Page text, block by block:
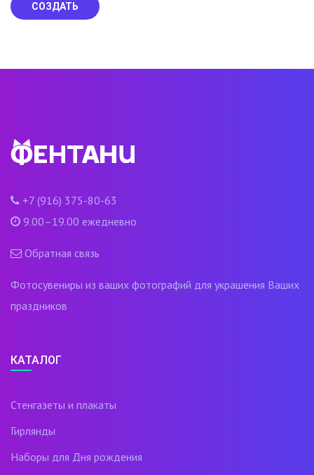
СОЗДАТЬ
+7 (916) 375-80-63
9.00–19.00 ежедневно
Обратная связь
Фотосувениры из ваших фотографий для украшения Ваших
праздников
КАТАЛОГ
Стенгазеты и плакаты
Гирлянды
Наборы для Дня рождения